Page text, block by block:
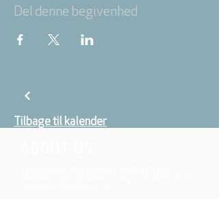
Del denne begivenhed
Tilbage til kalender